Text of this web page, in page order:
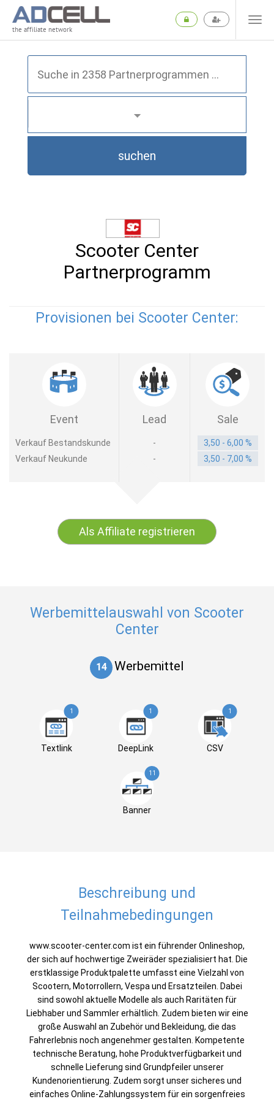
the affiliate network
suchen
Scooter Center
Partnerprogramm
Provisionen bei Scooter Center:
Event Lead Sale
Verkauf Bestandskunde -
3,50 - 6,00 %
Verkauf Neukunde
- 3,50 - 7,00 %
Als Affiliate registrieren
Werbemittelauswahl von Scooter
Center
14 Werbemittel
1
Textlink
1
DeepLink
1
CSV
11
Banner
Beschreibung und
Teilnahmebedingungen
www.scooter-center.com ist ein führender Onlineshop,
der sich auf hochwertige Zweiräder spezialisiert hat. Die
erstklassige Produktpalette umfasst eine Vielzahl von
Scootern, Motorrollern, Vespa und Ersatzteilen. Dabei
sind sowohl aktuelle Modelle als auch Raritäten für
Liebhaber und Sammler erhältlich. Zudem bieten wir eine
große Auswahl an Zubehör und Bekleidung, die das
Fahrerlebnis noch angenehmer gestalten. Kompetente
technische Beratung, hohe Produktverfügbarkeit und
schnelle Lieferung sind Grundpfeiler unserer
Kundenorientierung. Zudem sorgt unser sicheres und
einfaches Online-Zahlungssystem für ein sorgenfreies